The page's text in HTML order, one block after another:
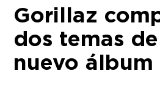
Gorillaz
dos temas
nuevo álbum